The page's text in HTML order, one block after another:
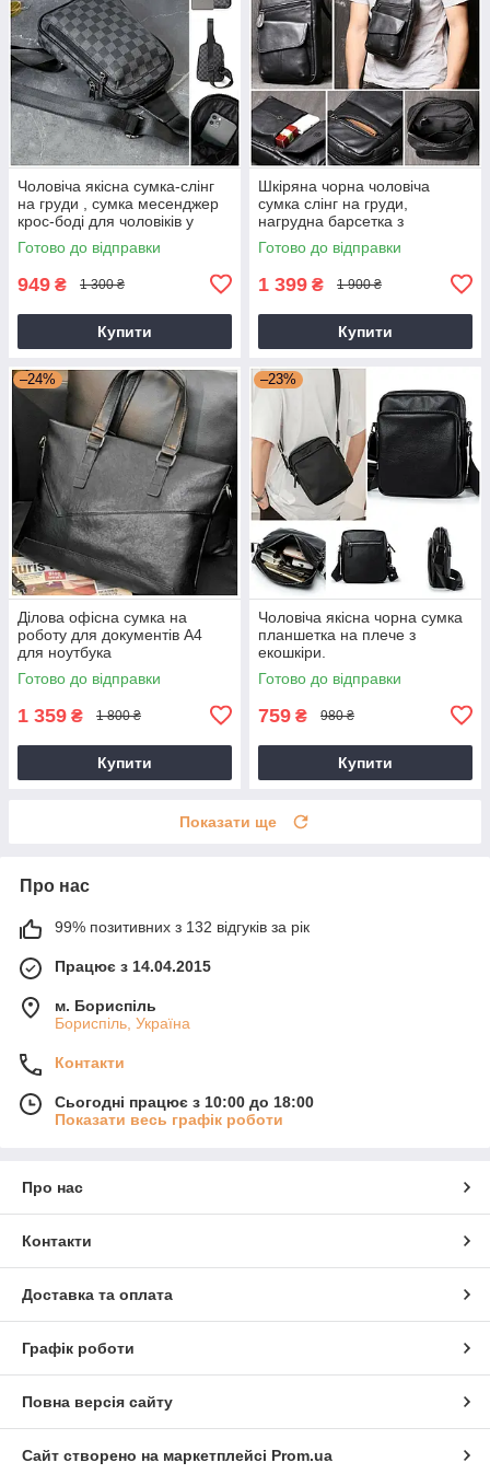
Чоловіча якісна сумка-слінг
на груди , сумка месенджер
крос-боді для чоловіків у
клітинку
Готово до відправки
949 ₴ 1 300 ₴
Купити
Шкіряна чорна чоловіча
сумка слінг на груди,
нагрудна барсетка з
натуральної шкіри
Готово до відправки
1 399 ₴ 1 900 ₴
Купити
–24%
Ділова офісна сумка на
роботу для документів А4
для ноутбука
Готово до відправки
1 359 ₴ 1 800 ₴
Купити
–23%
Чоловіча якісна чорна сумка
планшетка на плече з
екошкіри.
Готово до відправки
759 ₴ 980 ₴
Купити
Показати ще
Про нас
99% позитивних з 132 відгуків за рік
Працює з 14.04.2015
м. Бориспіль
Бориспіль, Україна
Контакти
Сьогодні працює з 10:00 до 18:00
Показати весь графік роботи
Про нас
Контакти
Доставка та оплата
Графік роботи
Повна версія сайту
Сайт створено на маркетплейсі Prom.ua